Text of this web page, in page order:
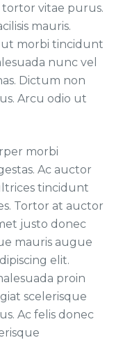
vitae purus.
mauris.
ut morbi tincidunt
nunc vel
Dictum non
Arcu odio ut
morbi
Ac auctor
tincidunt
Tortor at auctor
justo donec
mauris augue
elit.
proin
scelerisque
Ac felis donec